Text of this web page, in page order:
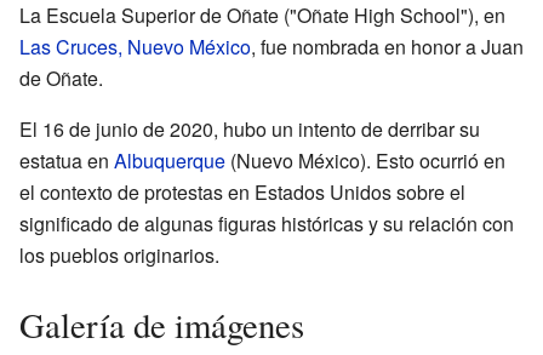
La Escuela Superior de Oñate ("Oñate High School"), en
Las Cruces, Nuevo México, fue nombrada en honor a Juan
de Oñate.
El 16 de junio de 2020, hubo un intento de derribar su
estatua en Albuquerque (Nuevo México). Esto ocurrió en
el contexto de protestas en Estados Unidos sobre el
significado de algunas figuras históricas y su relación con
los pueblos originarios.
Galería de imágenes